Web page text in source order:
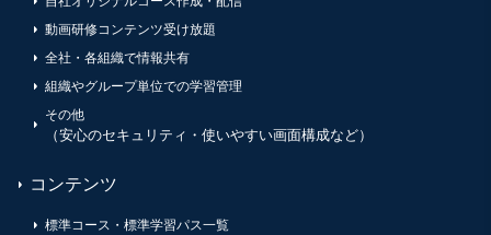
動画研修コンテンツ受け放題
全社・各組織で情報共有
組織やグループ単位での学習管理
その他
（安心のセキュリティ・使いやすい画面構成など）
コンテンツ
標準コース・標準学習パス一覧